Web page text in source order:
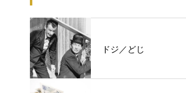
ドジ／どじ